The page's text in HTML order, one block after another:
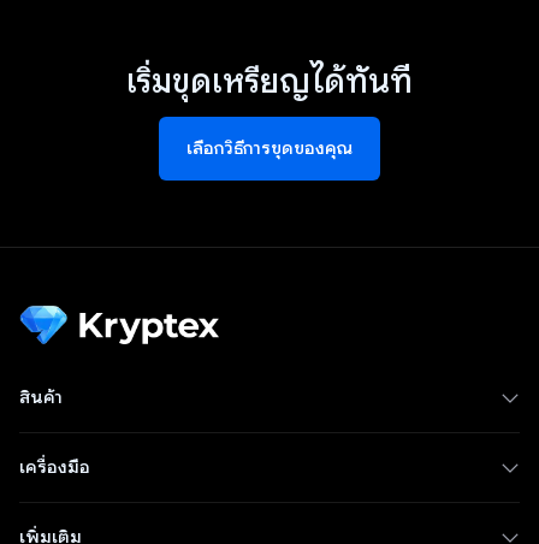
เริ่มขุดเหรียญได้ทันที
เลือกวิธีการขุดของคุณ
สินค้า
เครื่องมือ
เพิ่มเติม